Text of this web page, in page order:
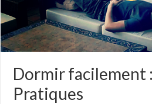
Dormir facilement
Pratiques